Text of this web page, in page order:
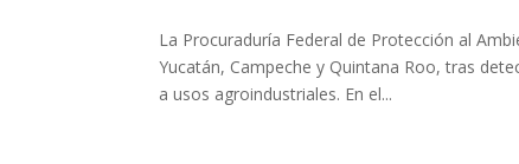
La Procuraduría Federal de Protección al
Yucatán, Campeche y Quintana Roo, tras
a usos agroindustriales. En el...